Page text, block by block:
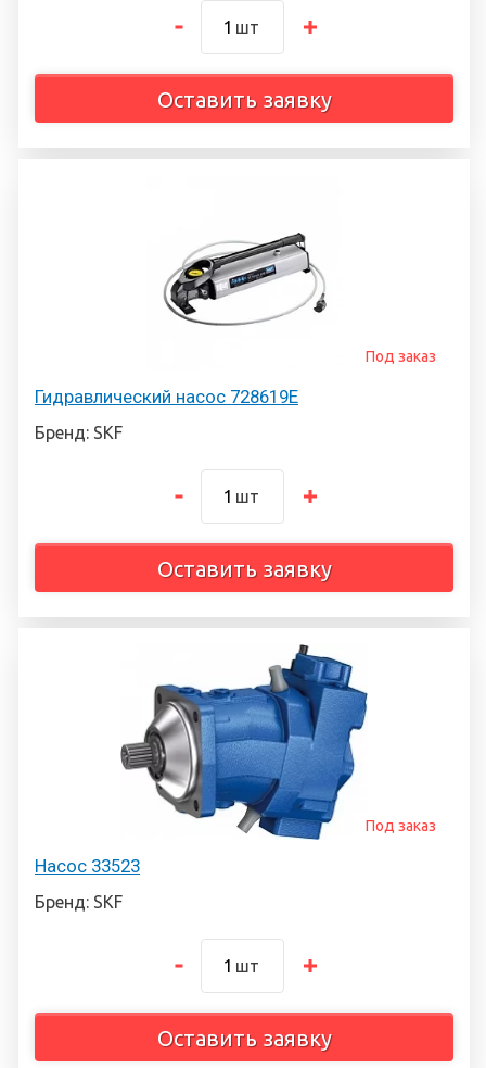
шт
Оставить заявку
Гидравлический насос 728619E
Под заказ
Бренд: SKF
шт
Оставить заявку
Насос 33523
Под заказ
Бренд: SKF
шт
Оставить заявку